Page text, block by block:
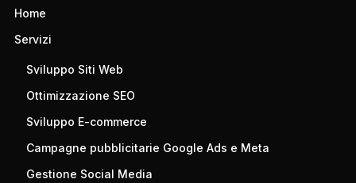
Home
Servizi
Sviluppo Siti Web
Ottimizzazione SEO
Sviluppo E-commerce
Campagne pubblicitarie Google Ads e Meta
Gestione Social Media